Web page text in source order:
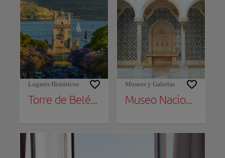
Lugares Históricos
Torre de Belém
Museos y Galerías
Museo Nacional del Azulejo